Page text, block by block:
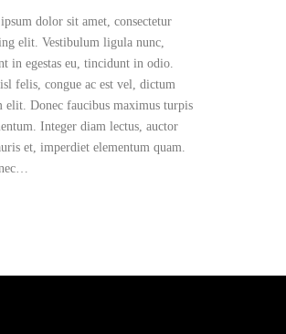
dolor sit amet, consectetur
elit. Vestibulum ligula nunc,
in egestas eu, tincidunt in odio.
felis, congue ac est vel, dictum
elit. Donec faucibus maximus turpis
Integer diam lectus, auctor
et, imperdiet elementum quam.